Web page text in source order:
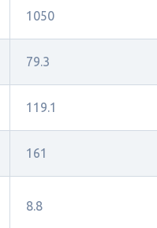
1050
79.3
119.1
161
8.8